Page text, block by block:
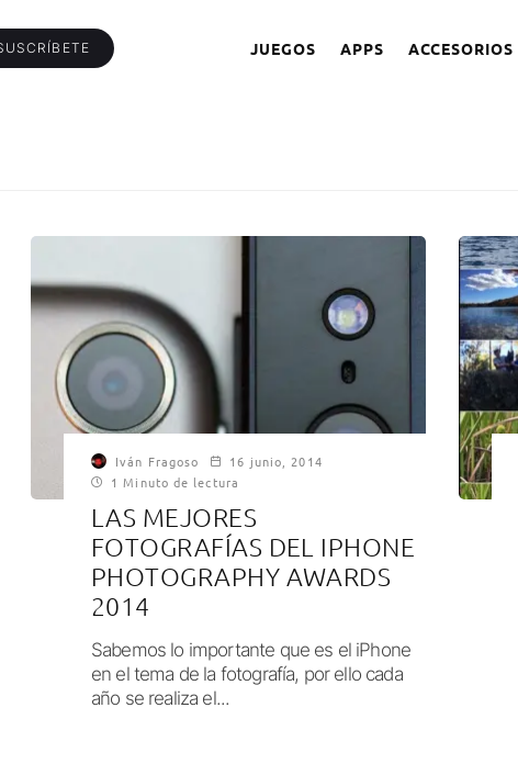
JUEGOS APPS ACCESORIOS
Iván Fragoso
16 junio, 2014
1 Minuto de lectura
LAS MEJORES
FOTOGRAFÍAS DEL IPHONE
PHOTOGRAPHY AWARDS
2014
Sabemos lo importante que es el iPhone
en el tema de la fotografía, por ello cada
año se realiza el...